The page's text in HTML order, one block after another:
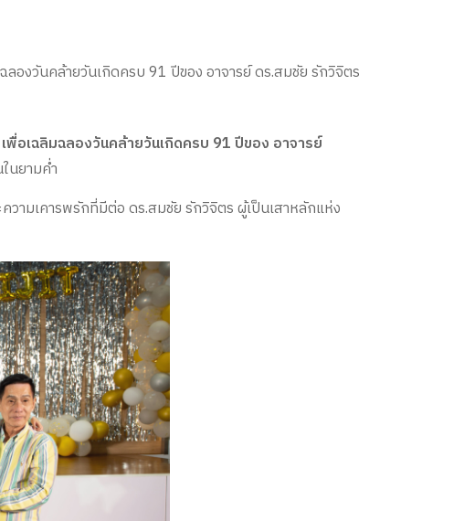
งวันคล้ายวันเกิดครบ 91 ปีของ อาจารย์ ดร.สมชัย รักวิจิตร
เพื่อเฉลิมฉลองวันคล้ายวันเกิดครบ 91 ปีของ อาจารย์
นยามค่ำ
ามเคารพรักที่มีต่อ ดร.สมชัย รักวิจิตร ผู้เป็นเสาหลักแห่ง